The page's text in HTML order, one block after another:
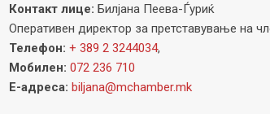
Контакт лице: Билјана Пеева-Ѓуриќ
Оперативен директор за претставување на
Телефон: + 389 2 3244034,
Мобилен: 072 236 710
Е-адреса: biljana@mchamber.mk